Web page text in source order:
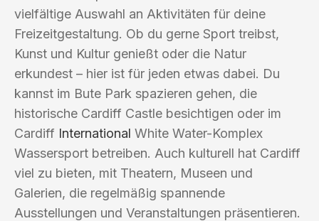
vielfältige Auswahl an Aktivitäten für deine
Freizeitgestaltung. Ob du gerne Sport treibst,
Kunst und Kultur genießt oder die Natur
erkundest – hier ist für jeden etwas dabei. Du
kannst im Bute Park spazieren gehen, die
historische Cardiff Castle besichtigen oder im
Cardiff International White Water-Komplex
Wassersport betreiben. Auch kulturell hat Cardiff
viel zu bieten, mit Theatern, Museen und
Galerien, die regelmäßig spannende
Ausstellungen und Veranstaltungen präsentieren.